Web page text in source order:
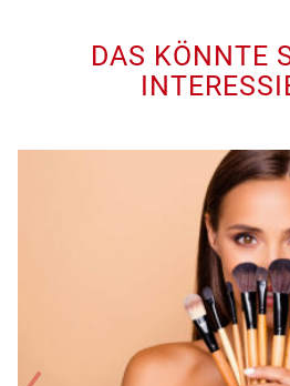
DAS KÖNNTE